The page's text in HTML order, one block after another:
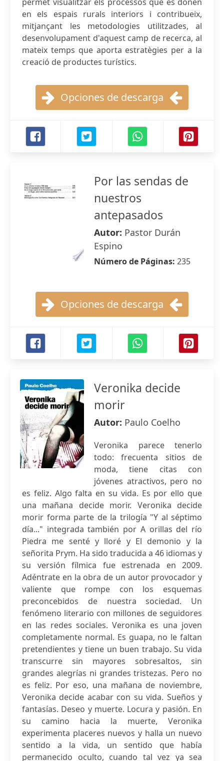
en els espais rurals interiors i contribueix,
mitjançant les metodologies utilitzades, al
desenvolupament d'aquest camp de recerca, al
mateix temps que aporta estratègies per a la
creació de productes turístics.
Opciones de descarga
Por las sendas de
nuestros
antepasados
Autor: Pastor Durán
Espino
Número de Páginas: 235
Opciones de descarga
Veronika decide
morir
Autor: Paulo Coelho
Veronika parece tenerlo
todo: frecuenta sitios de
moda, tiene citas con
jóvenes atractivos, pero no
es feliz. Algo falta en su vida. Es por ello que
una mañana decide morir. Veronika decide
morir forma parte de la trilogía "Y al séptimo
día..." integrada también por A orillas del río
Piedra me senté y lloré y El demonio y la
señorita Prym. Ha sido traducida a 46 idiomas y
su versión fílmica fue estrenada en 2009.
Adéntrate en la obra de un autor provocador y
valiente que rompe con los esquemas
preconcebidos de nuestra sociedad. Un
fenómeno literario con millones de seguidores
en las redes sociales. Veronika es una joven
completamente normal. Es guapa, no le faltan
pretendientes y tiene un buen trabajo. Su vida
transcurre sin mayores sobresaltos, sin
grandes alegrías ni grandes tristezas. Pero no
es feliz. Por eso, una mañana de noviembre,
Veronika decide acabar con su vida. Sueños y
fantasías. Deseo y muerte. Locura y pasión. En
su camino hacia la muerte, Veronika
experimenta placeres nuevos y halla un nuevo
sentido a la vida, un sentido que había
permanecido oculto, cuando tal vez ya sea